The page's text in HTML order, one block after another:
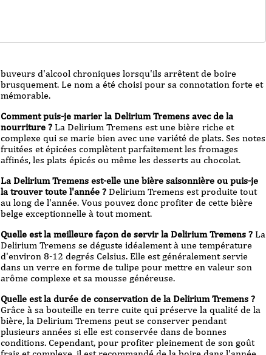
buveurs d'alcool chroniques lorsqu'ils arrêtent de boire
brusquement. Le nom a été choisi pour sa connotation forte et
mémorable.
Comment puis-je marier la Delirium Tremens avec de la
nourriture ?La Delirium Tremens est une bière riche et
complexe qui se marie bien avec une variété de plats. Ses notes
fruitées et épicées complètent parfaitement les fromages
affinés, les plats épicés ou même les desserts au chocolat.
La Delirium Tremens est-elle une bière saisonnière ou puis-je
la trouver toute l'année ?Delirium Tremens est produite tout
au long de l'année. Vous pouvez donc profiter de cette bière
belge exceptionnelle à tout moment.
Quelle est la meilleure façon de servir la Delirium Tremens ? La
Delirium Tremens se déguste idéalement à une température
d'environ 8-12 degrés Celsius. Elle est généralement servie
dans un verre en forme de tulipe pour mettre en valeur son
arôme complexe et sa mousse généreuse.
Quelle est la durée de conservation de la Delirium Tremens ?
Grâce à sa bouteille en terre cuite qui préserve la qualité de la
bière, la Delirium Tremens peut se conserver pendant
plusieurs années si elle est conservée dans de bonnes
conditions. Cependant, pour profiter pleinement de son goût